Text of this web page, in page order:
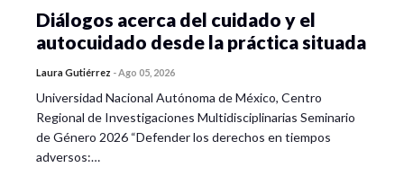
Diálogos acerca del cuidado y el
autocuidado desde la práctica situada
Laura Gutiérrez -Ago 05, 2026
Universidad Nacional Autónoma de México, Centro
Regional de Investigaciones Multidisciplinarias Seminario
de Género 2026 “Defender los derechos en tiempos
adversos:…